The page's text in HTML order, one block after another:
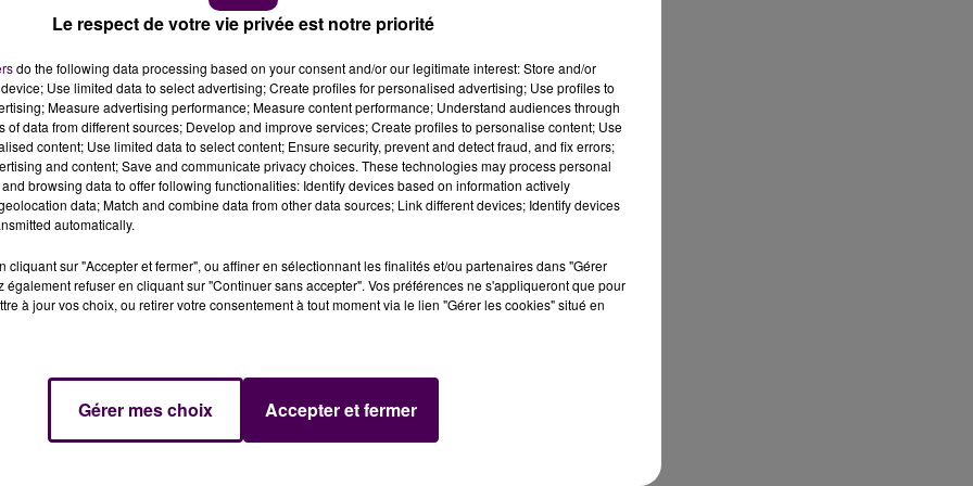
du cerf a été interpellé lors d'une opération de
Lors d’une opération de répression dans le massif
la Chasse et de la Faune Sauvage sont tombés sur une
à l’aide d’un phare portatif, à la recherche selon
se trouvait une carabine 22 long riffle et sa boîte de
Il encourt une peine d'un à quatre ans
Pour tout signalement relatif aux atteintes à la
la Chasse et de la Faune Sauvage peut être contacté
Le respect de votre vie privée est notre priorité
do the following data processing based on your consent and/or our legitimate interest: Store and/or
Use limited data to select advertising; Create profiles for personalised advertising; Use profiles to
Measure advertising performance; Measure content performance; Understand audiences through
of data from different sources; Develop and improve services; Create profiles to personalise content; Use
content; Use limited data to select content; Ensure security, prevent and detect fraud, and fix errors;
and content; Save and communicate privacy choices. These technologies may process personal
browsing data to offer following functionalities: Identify devices based on information actively
data; Match and combine data from other data sources; Link different devices; Identify devices
automatically.
cliquant sur "Accepter et fermer", ou affiner en sélectionnant les finalités et/ou partenaires dans "Gérer
également refuser en cliquant sur "Continuer sans accepter". Vos préférences ne s'appliqueront que pour
à jour vos choix, ou retirer votre consentement à tout moment via le lien "Gérer les cookies" situé en
Gérer mes choix Accepter et fermer